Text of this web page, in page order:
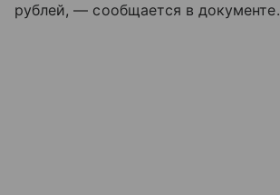
рублей, — сообщается в документе.